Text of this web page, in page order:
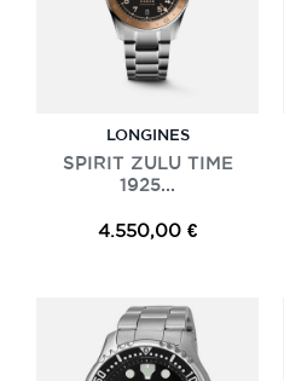
LONGINES
SPIRIT ZULU TIME
1925...
4.550,00 €